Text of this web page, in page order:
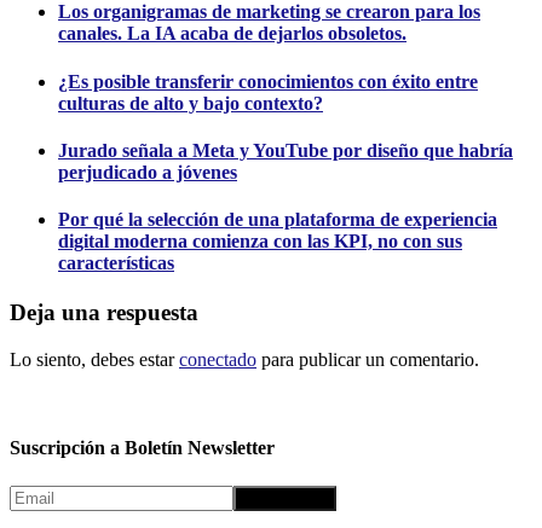
Los organigramas de marketing se crearon para los
canales. La IA acaba de dejarlos obsoletos.
¿Es posible transferir conocimientos con éxito entre
culturas de alto y bajo contexto?
Jurado señala a Meta y YouTube por diseño que habría
perjudicado a jóvenes
Por qué la selección de una plataforma de experiencia
digital moderna comienza con las KPI, no con sus
características
Deja una respuesta
Lo siento, debes estarconectado para publicar un comentario.
Suscripción a Boletín Newsletter